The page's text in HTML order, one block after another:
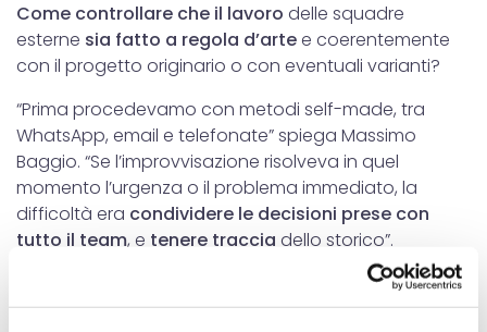
Come controllare che il lavoro delle squadre
esterne sia fatto a regola d’artee coerentemente
con il progetto originario o con eventuali varianti?
“Prima procedevamo con metodi self-made, tra
WhatsApp, email e telefonate” spiega Massimo
Baggio. “Se l’improvvisazione risolveva in quel
momento l’urgenza o il problema immediato, la
difficoltà era condividere le decisioni prese con
tutto il team, e tenere traccia dello storico”.
“La sensazione - continua Baggio - era che, per
avere il controllo dei cantieri (spesso più di tre